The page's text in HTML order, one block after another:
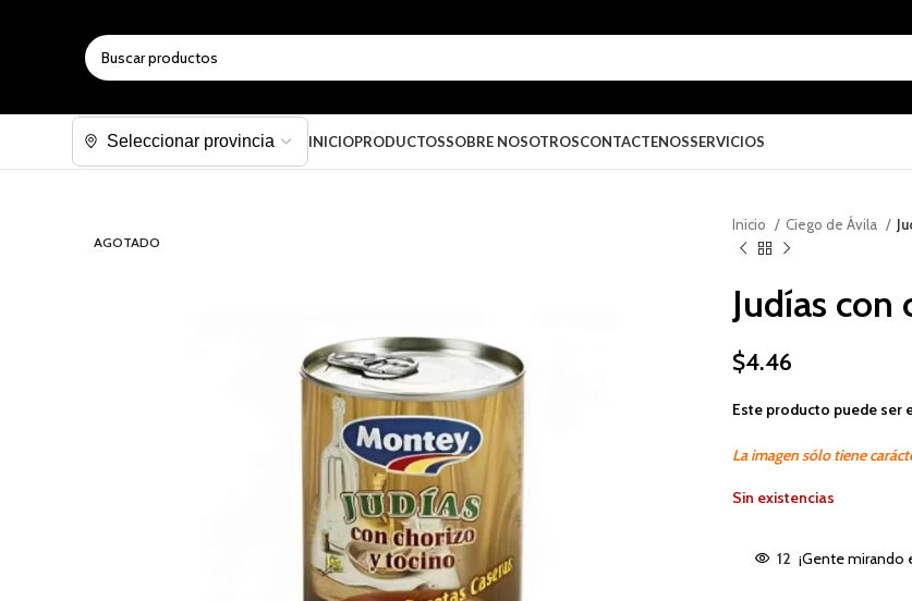
INICIOPRODUCTOSSOBRE NOSOTROSCONTACTENOSSERVICIOS
AGOTADO
Inicio Ciego de Ávila
Judías
$4.46
Este producto puede ser
La imagen sólo tiene
Sin existencias
12 ¡Gente mirando